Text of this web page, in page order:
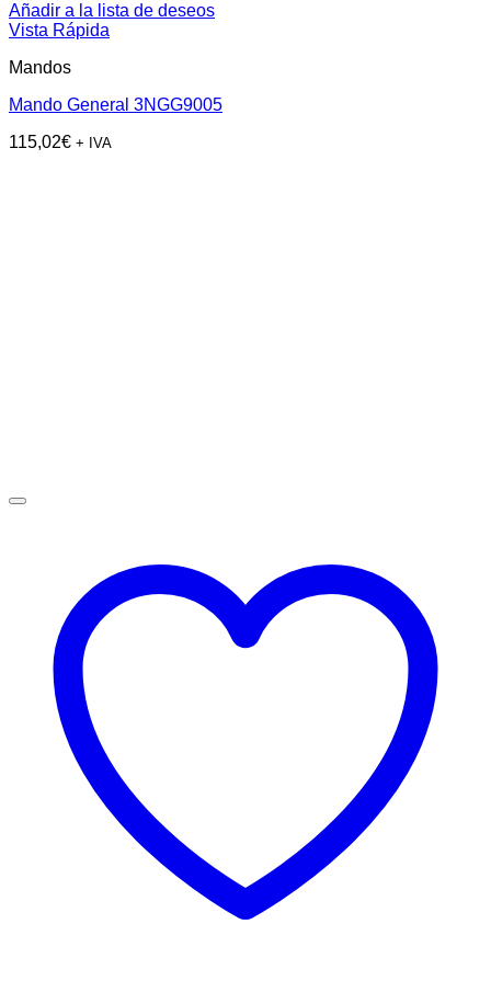
Añadir a la lista de deseos
Vista Rápida
Mandos
Mando General 3NGG9005
115,02€ + IVA